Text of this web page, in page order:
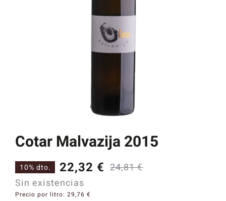
Cotar Malvazija 2015
24,81€
22,32 €
10% dto.
Sin existencias
Precio por litro: 29,76 €